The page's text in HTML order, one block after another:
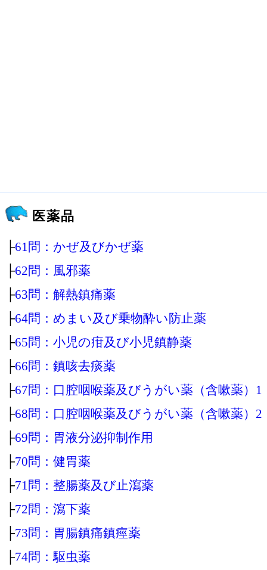
医薬品
├61問：かぜ及びかぜ薬
├62問：風邪薬
├63問：解熱鎮痛薬
├64問：めまい及び乗物酔い防止薬
├65問：小児の疳及び小児鎮静薬
├66問：鎮咳去痰薬
├67問：口腔咽喉薬及びうがい薬（含嗽薬）1
├68問：口腔咽喉薬及びうがい薬（含嗽薬）2
├69問：胃液分泌抑制作用
├70問：健胃薬
├71問：整腸薬及び止瀉薬
├72問：瀉下薬
├73問：胃腸鎮痛鎮痙薬
├74問：駆虫薬